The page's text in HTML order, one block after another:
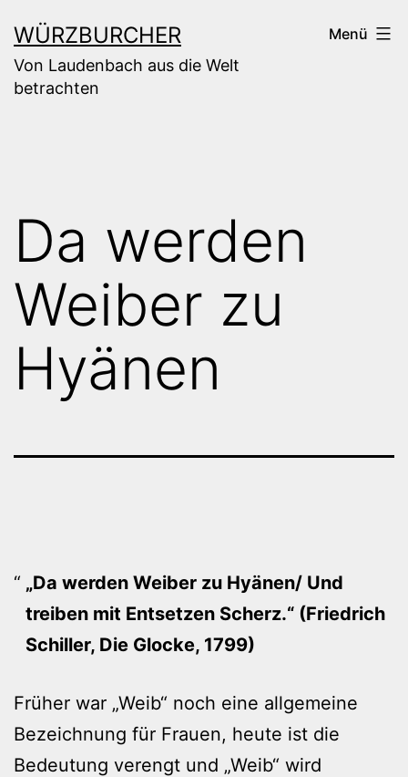
Inhalt
springen
WÜRZBURCHER
Von Laudenbach aus die Welt
betrachten
Menü
Da werden
Weiber zu
Hyänen
„Da werden Weiber zu Hyänen/ Und
treiben mit Entsetzen Scherz.“ (Friedrich
Schiller, Die Glocke, 1799)
Früher war „Weib“ noch eine allgemeine
Bezeichnung für Frauen, heute ist die
Bedeutung verengt und „Weib“ wird